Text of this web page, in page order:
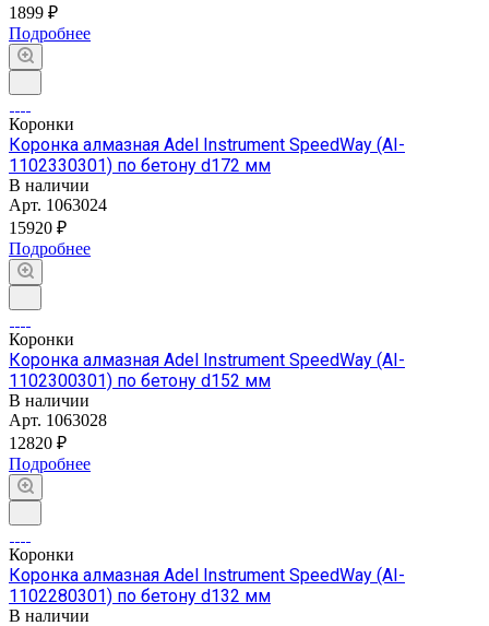
1899 ₽
Подробнее
Коронки
Коронка алмазная Adel Instrument SpeedWay (AI-
1102330301) по бетону d172 мм
В наличии
Арт. 1063024
15920 ₽
Подробнее
Коронки
Коронка алмазная Adel Instrument SpeedWay (AI-
1102300301) по бетону d152 мм
В наличии
Арт. 1063028
12820 ₽
Подробнее
Коронки
Коронка алмазная Adel Instrument SpeedWay (AI-
1102280301) по бетону d132 мм
В наличии